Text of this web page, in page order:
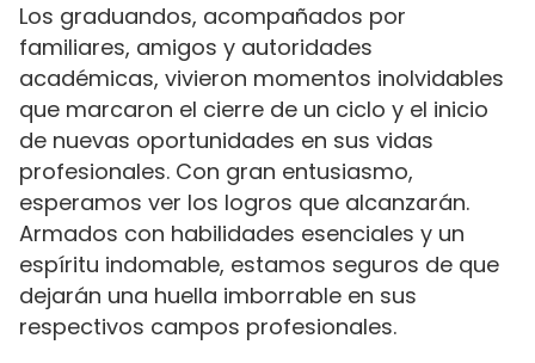
Los graduandos, acompañados por
familiares, amigos y autoridades
académicas, vivieron momentos inolvidables
que marcaron el cierre de un ciclo y el inicio
de nuevas oportunidades en sus vidas
profesionales. Con gran entusiasmo,
esperamos ver los logros que alcanzarán.
Armados con habilidades esenciales y un
espíritu indomable, estamos seguros de que
dejarán una huella imborrable en sus
respectivos campos profesionales.